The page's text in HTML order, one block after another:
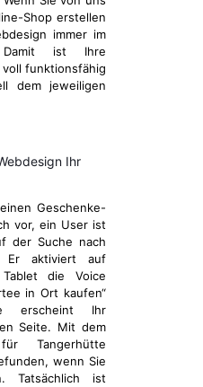
Shop erstellen
immer im
Damit ist Ihre
funktionsfähig
dem jeweiligen
Ihr
Geschenke-
vor, ein User ist
der Suche nach
Er aktiviert auf
die Voice
in Ort kaufen“
erscheint Ihr
Seite. Mit dem
Tangerhütte
wenn Sie
Tatsächlich ist